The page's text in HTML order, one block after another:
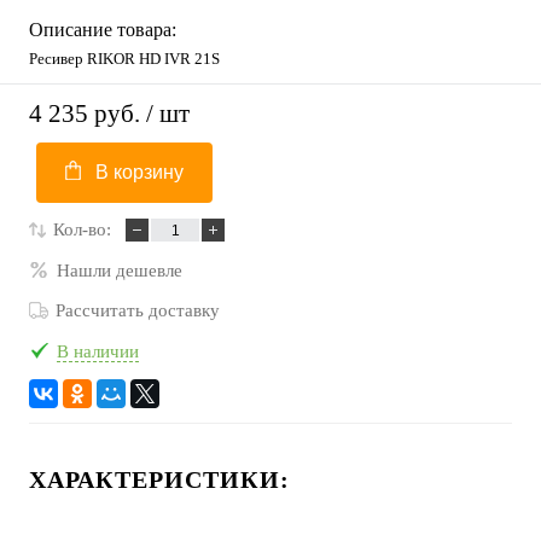
Описание товара:
Ресивер RIKOR HD IVR 21S
4 235 руб. / шт
В корзину
Кол-во:
Нашли дешевле
Рассчитать доставку
В наличии
ХАРАКТЕРИСТИКИ: